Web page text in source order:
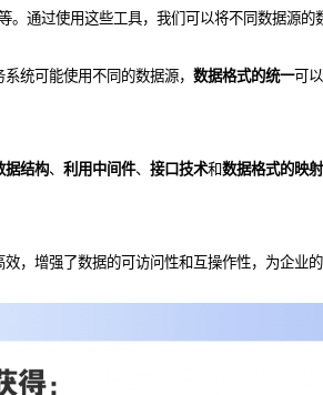
。通过使用这些工具，我们可以将不同数据源的
统可能使用不同的数据源， 数据格式的统一可
据结构、 利用中间件、 接口技术和数据格式的映射
增强了数据的可访问性和互操作性，为企业